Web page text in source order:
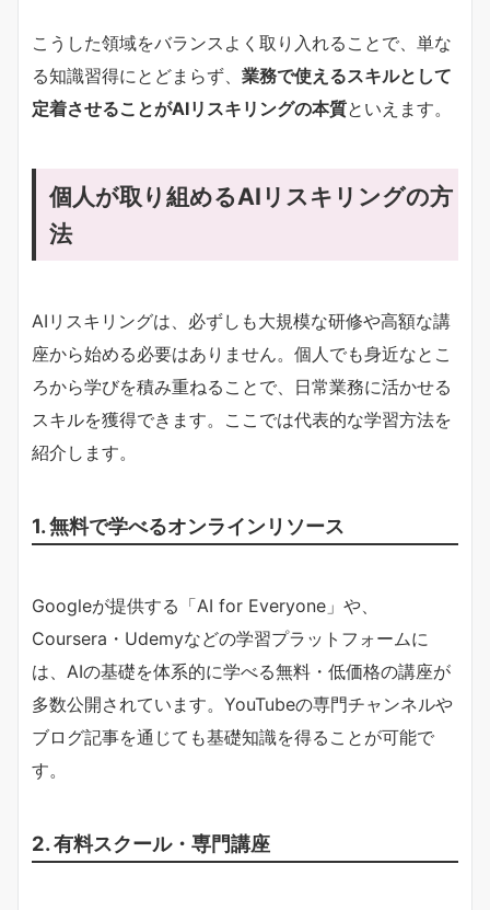
こうした領域をバランスよく取り入れることで、単な
る知識習得にとどまらず、 業務で使えるスキルとして
定着させることがAIリスキリングの本質といえます。
個人が取り組めるAIリスキリングの方
法
AIリスキリングは、必ずしも大規模な研修や高額な講
座から始める必要はありません。個人でも身近なとこ
ろから学びを積み重ねることで、日常業務に活かせる
スキルを獲得できます。ここでは代表的な学習方法を
紹介します。
1. 無料で学べるオンラインリソース
Googleが提供する「AI for Everyone」や、
Coursera・Udemyなどの学習プラットフォームに
は、AIの基礎を体系的に学べる無料・低価格の講座が
多数公開されています。YouTubeの専門チャンネルや
ブログ記事を通じても基礎知識を得ることが可能で
す。
2. 有料スクール・専門講座